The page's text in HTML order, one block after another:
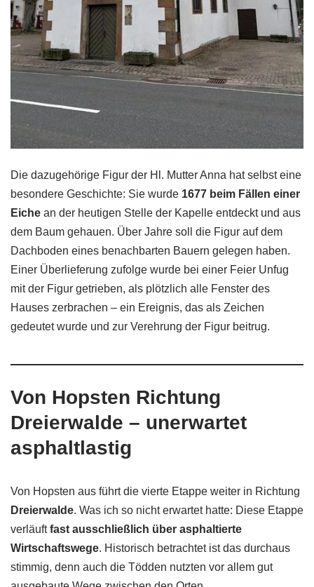
Die dazugehörige Figur der Hl. Mutter Anna hat selbst eine
besondere Geschichte: Sie wurde 1677 beim Fällen einer
Eiche an der heutigen Stelle der Kapelle entdeckt und aus
dem Baum gehauen. Über Jahre soll die Figur auf dem
Dachboden eines benachbarten Bauern gelegen haben.
Einer Überlieferung zufolge wurde bei einer Feier Unfug
mit der Figur getrieben, als plötzlich alle Fenster des
Hauses zerbrachen – ein Ereignis, das als Zeichen
gedeutet wurde und zur Verehrung der Figur beitrug.
Von Hopsten Richtung
Dreierwalde – unerwartet
asphaltlastig
Von Hopsten aus führt die vierte Etappe weiter in Richtung
Dreierwalde. Was ich so nicht erwartet hatte: Diese Etappe
verläuftfast ausschließlich über asphaltierte
Wirtschaftswege. Historisch betrachtet ist das durchaus
stimmig, denn auch die Tödden nutzten vor allem gut